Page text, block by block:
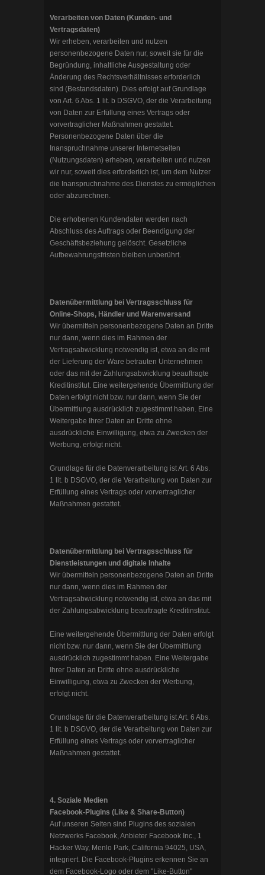
Verarbeiten von Daten (Kunden- und
Vertragsdaten)
Wir erheben, verarbeiten und nutzen
personenbezogene Daten nur, soweit sie für die
Begründung, inhaltliche Ausgestaltung oder
Änderung des Rechtsverhältnisses erforderlich
sind (Bestandsdaten). Dies erfolgt auf Grundlage
von Art. 6 Abs. 1 lit. b DSGVO, der die Verarbeitung
von Daten zur Erfüllung eines Vertrags oder
vorvertraglicher Maßnahmen gestattet.
Personenbezogene Daten über die
Inanspruchnahme unserer Internetseiten
(Nutzungsdaten) erheben, verarbeiten und nutzen
wir nur, soweit dies erforderlich ist, um dem Nutzer
die Inanspruchnahme des Dienstes zu ermöglichen
oder abzurechnen.
Die erhobenen Kundendaten werden nach
Abschluss des Auftrags oder Beendigung der
Geschäftsbeziehung gelöscht. Gesetzliche
Aufbewahrungsfristen bleiben unberührt.
Datenübermittlung bei Vertragsschluss für
Online-Shops, Händler und Warenversand
Wir übermitteln personenbezogene Daten an Dritte
nur dann, wenn dies im Rahmen der
Vertragsabwicklung notwendig ist, etwa an die mit
der Lieferung der Ware betrauten Unternehmen
oder das mit der Zahlungsabwicklung beauftragte
Kreditinstitut. Eine weitergehende Übermittlung der
Daten erfolgt nicht bzw. nur dann, wenn Sie der
Übermittlung ausdrücklich zugestimmt haben. Eine
Weitergabe Ihrer Daten an Dritte ohne
ausdrückliche Einwilligung, etwa zu Zwecken der
Werbung, erfolgt nicht.
Grundlage für die Datenverarbeitung ist Art. 6 Abs.
1 lit. b DSGVO, der die Verarbeitung von Daten zur
Erfüllung eines Vertrags oder vorvertraglicher
Maßnahmen gestattet.
Datenübermittlung bei Vertragsschluss für
Dienstleistungen und digitale Inhalte
Wir übermitteln personenbezogene Daten an Dritte
nur dann, wenn dies im Rahmen der
Vertragsabwicklung notwendig ist, etwa an das mit
der Zahlungsabwicklung beauftragte Kreditinstitut.
Eine weitergehende Übermittlung der Daten erfolgt
nicht bzw. nur dann, wenn Sie der Übermittlung
ausdrücklich zugestimmt haben. Eine Weitergabe
Ihrer Daten an Dritte ohne ausdrückliche
Einwilligung, etwa zu Zwecken der Werbung,
erfolgt nicht.
Grundlage für die Datenverarbeitung ist Art. 6 Abs.
1 lit. b DSGVO, der die Verarbeitung von Daten zur
Erfüllung eines Vertrags oder vorvertraglicher
Maßnahmen gestattet.
4. Soziale Medien
Facebook-Plugins (Like & Share-Button)
Auf unseren Seiten sind Plugins des sozialen
Netzwerks Facebook, Anbieter Facebook Inc., 1
Hacker Way, Menlo Park, California 94025, USA,
integriert. Die Facebook-Plugins erkennen Sie an
dem Facebook-Logo oder dem "Like-Button"